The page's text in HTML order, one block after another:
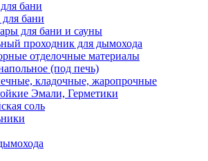
бани
бани
для бани и сауны
проходник для дымохода
отделочные материалы
(под печь)
кладочные, жаропрочные
Эмали, Герметики
соль